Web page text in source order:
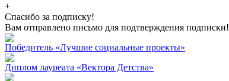
+
Спасибо за подписку!
Вам отправлено письмо для подтверждения подписки!
Победитель «Лучшие социальные проекты»
Диплом лауреата «Вектора Детства»